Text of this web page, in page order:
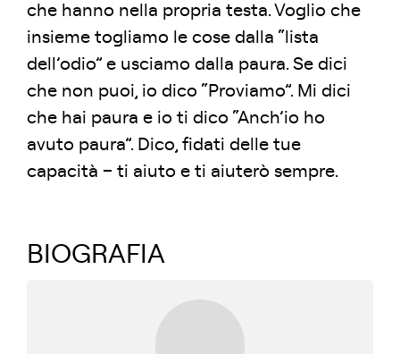
che hanno nella propria testa. Voglio che
insieme togliamo le cose dalla “lista
dell’odio” e usciamo dalla paura. Se dici
che non puoi, io dico “Proviamo”. Mi dici
che hai paura e io ti dico “Anch’io ho
avuto paura”. Dico, fidati delle tue
capacità – ti aiuto e ti aiuterò sempre.
BIOGRAFIA